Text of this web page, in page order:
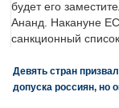
будет его
Ананд. Накануне
санкционный
Девять стран
допуска россиян, но